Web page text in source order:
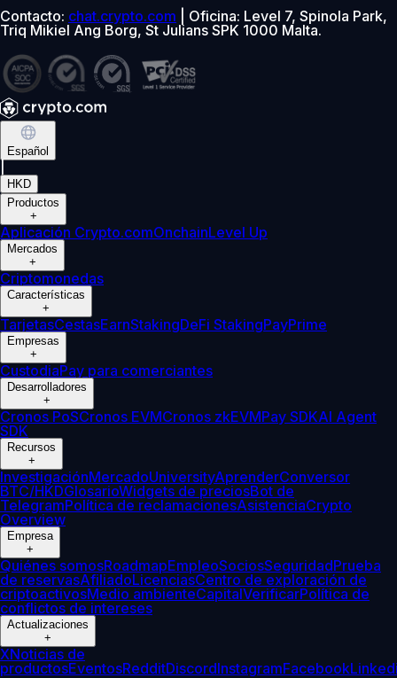
Contacto: chat.crypto.com | Oficina: Level 7, Spinola Park,
Triq Mikiel Ang Borg, St Julians SPK 1000 Malta.
Español
HKD
Productos
+
Aplicación Crypto.comOnchainLevel Up
Mercados
+
Criptomonedas
Características
+
TarjetasCestasEarnStakingDeFi StakingPayPrime
Empresas
+
CustodiaPay para comerciantes
Desarrolladores
+
Cronos PoSCronos EVMCronos zkEVMPay SDKAI Agent
SDK
Recursos
+
InvestigaciónMercadoUniversityAprenderConversor
BTC/HKDGlosarioWidgets de preciosBot de
TelegramPolítica de reclamacionesAsistenciaCrypto
Overview
Empresa
+
Quiénes somosRoadmapEmpleoSociosSeguridadPrueba
de reservasAfiliadoLicenciasCentro de exploración de
criptoactivosMedio ambienteCapitalVerificarPolítica de
conflictos de intereses
Actualizaciones
+
XNoticias de
productosEventosRedditDiscordInstagramFacebook